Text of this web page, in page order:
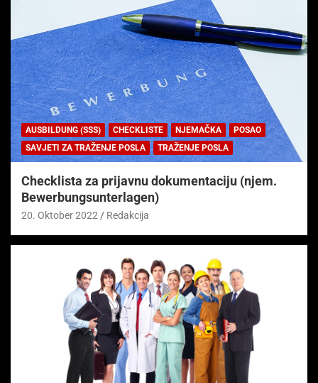
AUSBILDUNG (SSS) CHECKLISTE NJEMAČKA
POSAO
SAVJETI ZA TRAŽENJE POSLA
TRAŽENJE POSLA
Checklista za prijavnu dokumentaciju (njem.
Bewerbungsunterlagen)
20. Oktober 2022 Redakcija